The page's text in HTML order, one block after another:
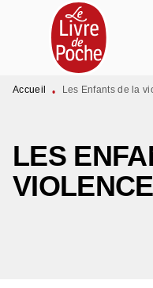
MENU
PIED DE PAGE
Accueil • Les Enfants de la
LES
VIOLENCE